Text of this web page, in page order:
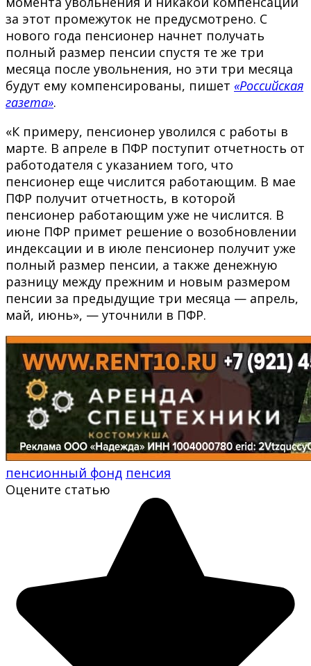
за этот промежуток не предусмотрено. С
нового года пенсионер начнет получать
полный размер пенсии спустя те же три
месяца после увольнения, но эти три месяца
будут ему компенсированы, пишет «Российская
газета».
«К примеру, пенсионер уволился с работы в
марте. В апреле в ПФР поступит отчетность от
работодателя с указанием того, что
пенсионер еще числится работающим. В мае
ПФР получит отчетность, в которой
пенсионер работающим уже не числится. В
июне ПФР примет решение о возобновлении
индексации и в июле пенсионер получит уже
полный размер пенсии, а также денежную
разницу между прежним и новым размером
пенсии за предыдущие три месяца — апрель,
май, июнь», — уточнили в ПФР.
пенсионный фонд пенсия
Оцените статью